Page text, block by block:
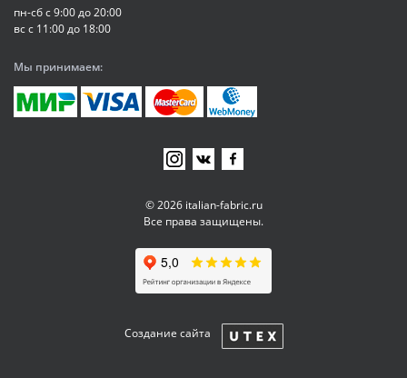
© 2026 italian-fabric.ru
Все права защищены.
Создание сайта
пн-сб с 9:00 до 20:00
вс с 11:00 до 18:00
Мы принимаем: